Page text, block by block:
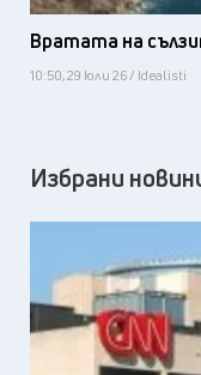
Вратата на
10:50, 29 юли 26 / Idealisti
Избрани